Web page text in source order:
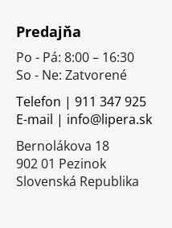
Predajňa
Po - Pá: 8:00 – 16:30
So - Ne: Zatvorené
Telefon | 911 347 925
E-mail | info@lipera.sk
Bernolákova 18
902 01 Pezinok
Slovenská Republika